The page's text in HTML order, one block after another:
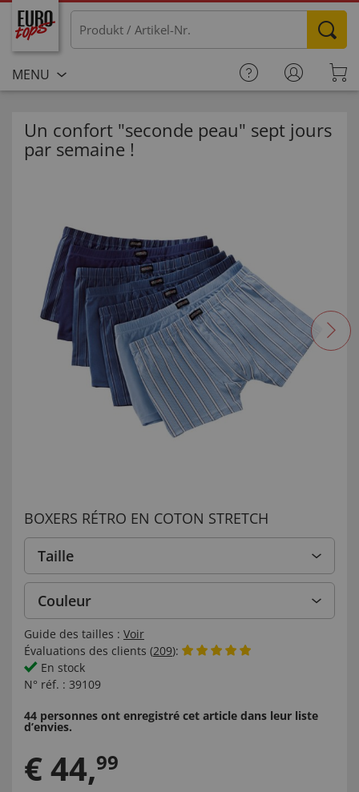
MENU
Un confort "seconde peau" sept jours
par semaine !
BOXERS RÉTRO EN COTON STRETCH
Taille
Couleur
Guide des tailles : Voir
Évaluations des clients (209):
En stock
N° réf. : 39109
44 personnes ont enregistré cet article dans leur liste
d’envies.
€44,99